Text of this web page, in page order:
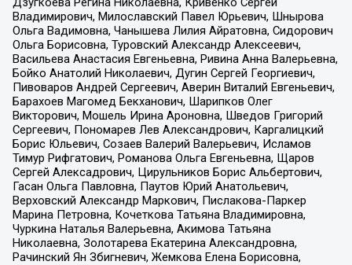
Владимирович, Милославский Павел Юрьевич, Шнырова
Ольга Вадимовна, Чанышева Лилия Айратовна, Сидорович
Ольга Борисовна, Туровский Александр Алексеевич,
Васильева Анастасия Евгеньевна, Ривина Анна Валерьевна,
Бойко Анатолий Николаевич, Дугин Сергей Георгиевич,
Пивоваров Андрей Сергеевич, Аверин Виталий Евгеньевич,
Барахоев Магомед Бекханович, Шарипков Олег
Викторович, Мошель Ирина Ароновна, Шведов Григорий
Сергеевич, Пономарев Лев Александрович, Каргалицкий
Борис Юльевич, Созаев Валерий Валерьевич, Исламов
Тимур Рифгатович, Романова Ольга Евгеньевна, Щаров
Сергей Алексадрович, Цирульников Борис Альбертович,
Гасан Ольга Павловна, Паутов Юрий Анатольевич,
Верховский Александр Маркович, Пислакова-Паркер
Марина Петровна, Кочеткова Татьяна Владимировна,
Чуркина Наталья Валерьевна, Акимова Татьяна
Николаевна, Золотарева Екатерина Александровна,
Рачинский Ян Збигневич, Жемкова Елена Борисовна,